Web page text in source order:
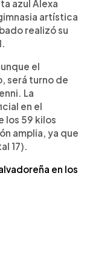
azul Alexa
artística
realizó su
el
será turno de
La
en el
los 59 kilos
amplia, ya que
17).
en los